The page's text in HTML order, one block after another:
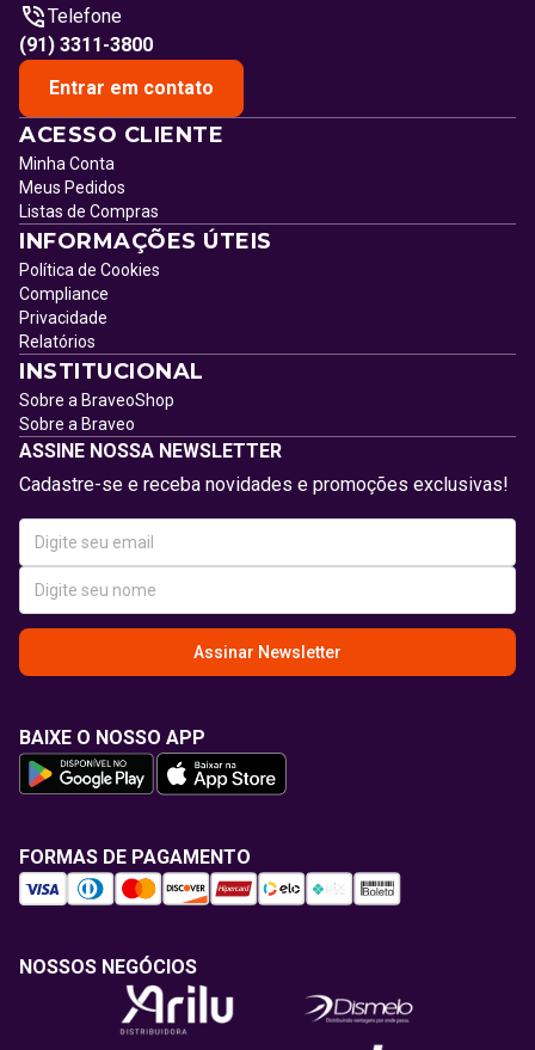
Telefone
(91) 3311-3800
Entrar em contato
ACESSO CLIENTE
Minha Conta
Meus Pedidos
Listas de Compras
INFORMAÇÕES ÚTEIS
Política de Cookies
Compliance
Privacidade
Relatórios
INSTITUCIONAL
Sobre a BraveoShop
Sobre a Braveo
ASSINE NOSSA NEWSLETTER
Cadastre-se e receba novidades e promoções exclusivas!
Assinar Newsletter
BAIXE O NOSSO APP
FORMAS DE PAGAMENTO
NOSSOS NEGÓCIOS